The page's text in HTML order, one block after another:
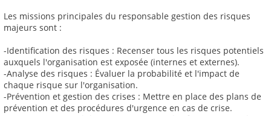
Les missions principales du responsable gestion des risques
majeurs sont :
-Identification des risques : Recenser tous les risques potentiels
auxquels l'organisation est exposée (internes et externes).
-Analyse des risques : Évaluer la probabilité et l'impact de
chaque risque sur l'organisation.
-Prévention et gestion des crises : Mettre en place des plans de
prévention et des procédures d'urgence en cas de crise.